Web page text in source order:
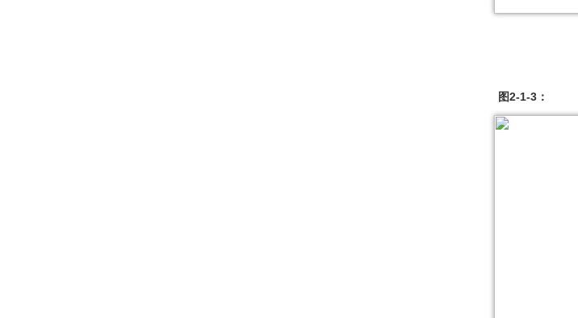
图2-1-3：